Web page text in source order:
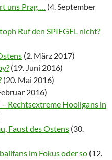
uns Prag … (4. September
Ruf den SPIEGEL nicht?
(2. März 2017)
(19. Juni 2016)
(20. Mai 2016)
2016)
Rechtsextreme Hooligans in
Faust des Ostens (30.
im Fokus oder so (12.